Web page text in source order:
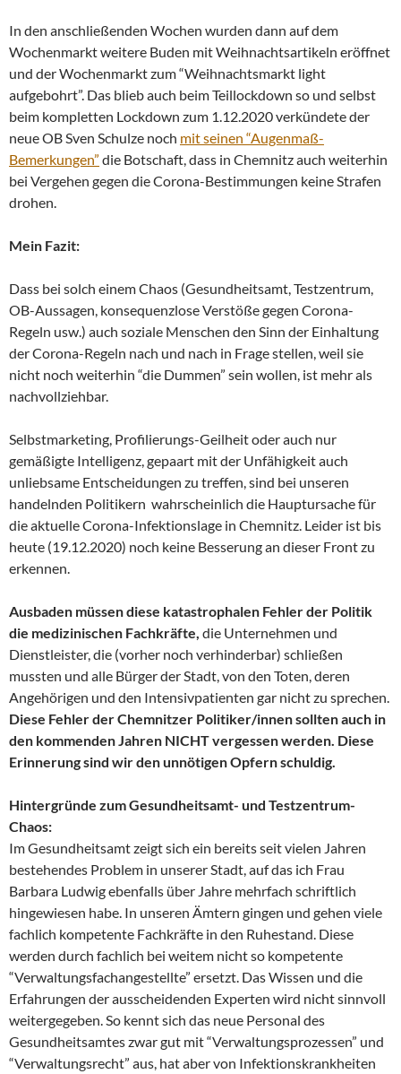
In den anschließenden Wochen wurden dann auf dem
Wochenmarkt weitere Buden mit Weihnachtsartikeln eröffnet
und der Wochenmarkt zum “Weihnachtsmarkt light
aufgebohrt”. Das blieb auch beim Teillockdown so und selbst
beim kompletten Lockdown zum 1.12.2020 verkündete der
neue OB Sven Schulze noch mit seinen “Augenmaß-
Bemerkungen” die Botschaft, dass in Chemnitz auch weiterhin
bei Vergehen gegen die Corona-Bestimmungen keine Strafen
drohen.
Mein Fazit:
Dass bei solch einem Chaos (Gesundheitsamt, Testzentrum,
OB-Aussagen, konsequenzlose Verstöße gegen Corona-
Regeln usw.) auch soziale Menschen den Sinn der Einhaltung
der Corona-Regeln nach und nach in Frage stellen, weil sie
nicht noch weiterhin “die Dummen” sein wollen, ist mehr als
nachvollziehbar.
Selbstmarketing, Profilierungs-Geilheit oder auch nur
gemäßigte Intelligenz, gepaart mit der Unfähigkeit auch
unliebsame Entscheidungen zu treffen, sind bei unseren
handelnden Politikern wahrscheinlich die Hauptursache für
die aktuelle Corona-Infektionslage in Chemnitz. Leider ist bis
heute (19.12.2020) noch keine Besserung an dieser Front zu
erkennen.
Ausbaden müssen diese katastrophalen Fehler der Politik
die medizinischen Fachkräfte, die Unternehmen und
Dienstleister, die (vorher noch verhinderbar) schließen
mussten und alle Bürger der Stadt, von den Toten, deren
Angehörigen und den Intensivpatienten gar nicht zu sprechen.
Diese Fehler der Chemnitzer Politiker/innen sollten auch in
den kommenden Jahren NICHT vergessen werden. Diese
Erinnerung sind wir den unnötigen Opfern schuldig.
Hintergründe zum Gesundheitsamt- und Testzentrum-
Chaos:
Im Gesundheitsamt zeigt sich ein bereits seit vielen Jahren
bestehendes Problem in unserer Stadt, auf das ich Frau
Barbara Ludwig ebenfalls über Jahre mehrfach schriftlich
hingewiesen habe. In unseren Ämtern gingen und gehen viele
fachlich kompetente Fachkräfte in den Ruhestand. Diese
werden durch fachlich bei weitem nicht so kompetente
“Verwaltungsfachangestellte” ersetzt. Das Wissen und die
Erfahrungen der ausscheidenden Experten wird nicht sinnvoll
weitergegeben. So kennt sich das neue Personal des
Gesundheitsamtes zwar gut mit “Verwaltungsprozessen” und
“Verwaltungsrecht” aus, hat aber von Infektionskrankheiten